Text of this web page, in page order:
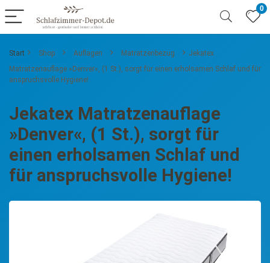
0
Start Shop Auflagen Matratzenbezug
Jekatex
Matratzenauflage »Denver«, (1 St.), sorgt für einen erholsamen Schlaf und für
anspruchsvolle Hygiene!
Jekatex Matratzenauflage
»Denver«, (1 St.), sorgt für
einen erholsamen Schlaf und
für anspruchsvolle Hygiene!